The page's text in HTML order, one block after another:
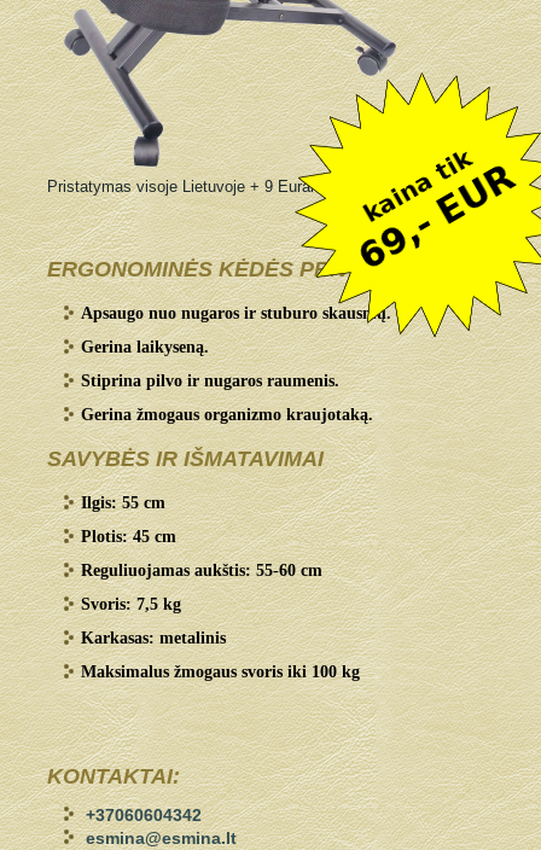
Pristatymas visoje Lietuvoje + 9 Eurai
ERGONOMINĖS KĖDĖS PRIVALUMAI:
Apsaugo nuo nugaros ir stuburo skausmų.
Gerina laikyseną.
Stiprina pilvo ir nugaros raumenis.
Gerina žmogaus organizmo kraujotaką.
SAVYBĖS IR IŠMATAVIMAI
Ilgis: 55 cm
Plotis: 45 cm
Reguliuojamas aukštis: 55-60 cm
Svoris: 7,5 kg
Karkasas: metalinis
Maksimalus žmogaus svoris iki 100 kg
KONTAKTAI:
+37060604342
esmina@esmina.lt